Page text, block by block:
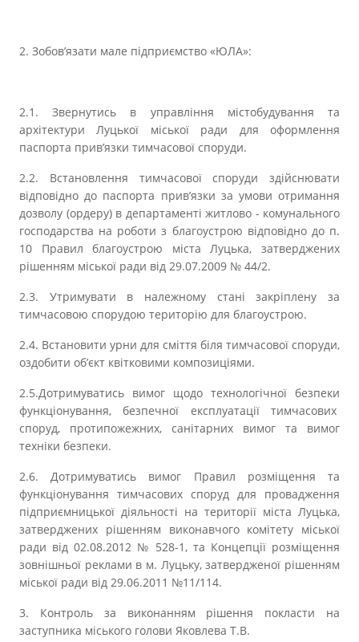
2. Зобов’язати мале підприємство «ЮЛА»:
2.1. Звернутись в управління містобудування та
архітектури Луцької міської ради для оформлення
паспорта прив’язки тимчасової споруди.
2.2. Встановлення тимчасової споруди здійснювати
відповідно до паспорта прив’язки за умови отримання
дозволу (ордеру) в департаменті житлово - комунального
господарства на роботи з благоустрою відповідно до п.
10 Правил благоустрою міста Луцька, затверджених
рішенням міської ради від 29.07.2009 № 44/2.
2.3. Утримувати в належному стані закріплену за
тимчасовою спорудою територію для благоустрою.
2.4. Встановити урни для сміття біля тимчасової споруди,
оздобити об’єкт квітковими композиціями.
2.5.Дотримуватись вимог щодо технологічної безпеки
функціонування, безпечної експлуатації тимчасових
споруд, протипожежних, санітарних вимог та вимог
техніки безпеки.
2.6. Дотримуватись вимог Правил розміщення та
функціонування тимчасових споруд для провадження
підприємницької діяльності на території міста Луцька,
затверджених рішенням виконавчого комітету міської
ради від 02.08.2012 № 528-1, та Концепції розміщення
зовнішньої реклами в м. Луцьку, затвердженої рішенням
міської ради від 29.06.2011 №11/114.
3. Контроль за виконанням рішення покласти на
заступника міського голови Яковлева Т.В.